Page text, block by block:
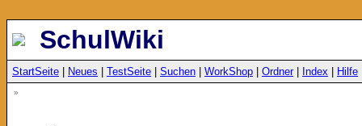
SchulWiki
StartSeite Neues TestSeite Suchen WorkShop Ordner| Index Hilfe
»